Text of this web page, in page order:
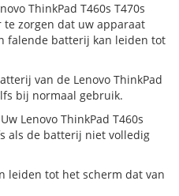
ThinkPad T460s T470s
zorgen dat uw apparaat
falende batterij kan leiden tot
van de Lenovo ThinkPad
bij normaal gebruik.
Lenovo ThinkPad T460s
als de batterij niet volledig
leiden tot het scherm dat van